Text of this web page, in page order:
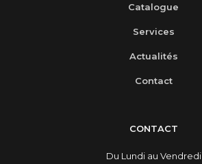
Catalogue
Services
Actualités
Contact
CONTACT
Du Lundi au Vendredi